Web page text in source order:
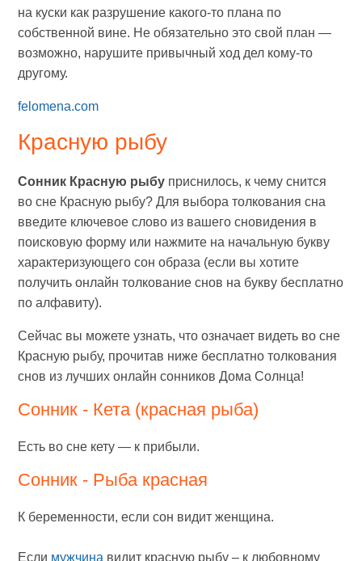
на куски как разрушение какого-то плана по
собственной вине. Не обязательно это свой план —
возможно, нарушите привычный ход дел кому-то
другому.
felomena.com
Красную рыбу
Сонник Красную рыбу приснилось, к чему снится
во сне Красную рыбу? Для выбора толкования сна
введите ключевое слово из вашего сновидения в
поисковую форму или нажмите на начальную букву
характеризующего сон образа (если вы хотите
получить онлайн толкование снов на букву бесплатно
по алфавиту).
Сейчас вы можете узнать, что означает видеть во сне
Красную рыбу, прочитав ниже бесплатно толкования
снов из лучших онлайн сонников Дома Солнца!
Сонник - Кета (красная рыба)
Есть во сне кету — к прибыли.
Сонник - Рыба красная
К беременности, если сон видит женщина.
Если мужчина видит красную рыбу – к любовному